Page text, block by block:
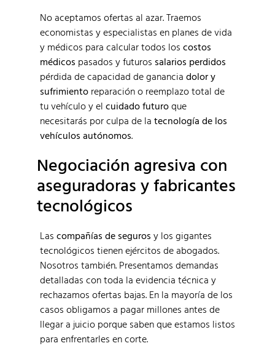
No aceptamos ofertas al azar. Traemos
economistas y especialistas en planes de vida
y médicos para calcular todos los costos
médicos pasados y futuros salarios perdidos
pérdida de capacidad de ganancia dolor y
sufrimiento reparación o reemplazo total de
tu vehículo y el cuidado futuroque
necesitarás por culpa de la tecnología de los
vehículos autónomos.
Negociación agresiva con
aseguradoras y fabricantes
tecnológicos
Las compañías de seguros y los gigantes
tecnológicos tienen ejércitos de abogados.
Nosotros también. Presentamos demandas
detalladas con toda la evidencia técnica y
rechazamos ofertas bajas. En la mayoría de los
casos obligamos a pagar millones antes de
llegar a juicio porque saben que estamos listos
para enfrentarles en corte.